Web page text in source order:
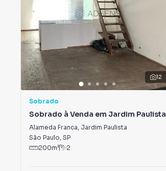
12
Sobrado
Sobrado à Venda em Jardim Paulista
Alameda Franca, Jardim Paulista
São Paulo, SP
200m² 2